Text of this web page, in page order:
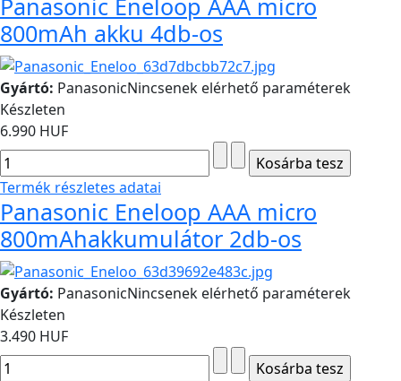
Panasonic Eneloop AAA micro
800mAh akku 4db-os
Gyártó: PanasonicNincsenek elérhető paraméterek
Készleten
6.990 HUF
Termék részletes adatai
Panasonic Eneloop AAA micro
800mAhakkumulátor 2db-os
Gyártó: PanasonicNincsenek elérhető paraméterek
Készleten
3.490 HUF